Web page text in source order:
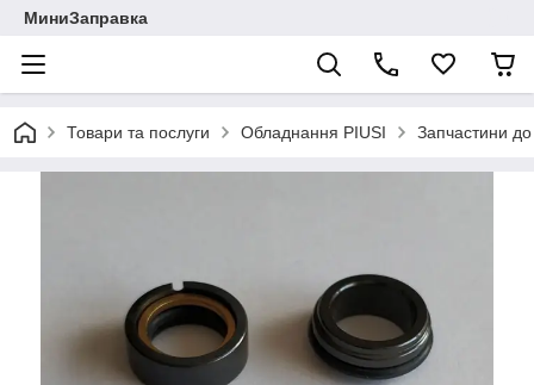
МиниЗаправка
Товари та послуги Обладнання PIUSI Запчастини до